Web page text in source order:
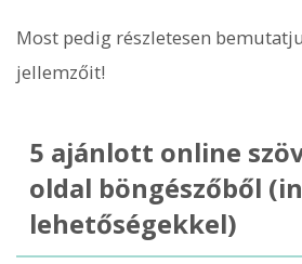
Most pedig részletesen
jellemzőit!
5 ajánlott online
oldal böngészőből
lehetőségekkel)